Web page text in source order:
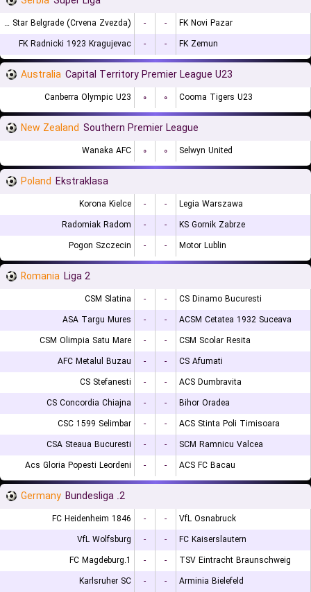
FK Red Star Belgrade (Crvena Zvezda) - -
FK Novi Pazar
FK Radnicki 1923 Kragujevac
- - FK Zemun
Australia Capital Territory Premier League U23
Canberra Olympic U23 ۰ ۰ Cooma Tigers U23
New Zealand Southern Premier League
Wanaka AFC ۰ ۰ Selwyn United
Poland Ekstraklasa
Korona Kielce - -
Legia Warszawa
Radomiak Radom
- -
KS Gornik Zabrze
Pogon Szczecin
- - Motor Lublin
Romania Liga 2
CSM Slatina - -
CS Dinamo Bucuresti
ASA Targu Mures
- -
ACSM Cetatea 1932 Suceava
CSM Olimpia Satu Mare
- -
CSM Scolar Resita
AFC Metalul Buzau
- -
CS Afumati
CS Stefanesti
- -
ACS Dumbravita
CS Concordia Chiajna
- -
Bihor Oradea
CSC 1599 Selimbar
- -
ACS Stinta Poli Timisoara
CSA Steaua Bucuresti
- -
SCM Ramnicu Valcea
Acs Gloria Popesti Leordeni
- - ACS FC Bacau
Germany 2. Bundesliga
FC Heidenheim 1846 - -
VfL Osnabruck
VfL Wolfsburg
- -
FC Kaiserslautern
1.FC Magdeburg
- -
TSV Eintracht Braunschweig
Karlsruher SC
- - Arminia Bielefeld